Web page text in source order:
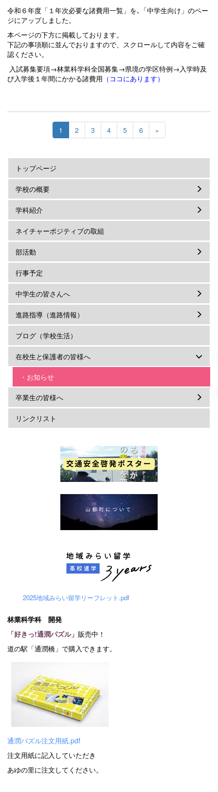
令和６年度「１年次必要な諸費用一覧」を､「中学生向け」のペー
ジにアップしました。
本ページの下方に掲載しております。
下記の事項順に並んでおりますので、スクロールして内容をご確
認ください。
入試募集要項→林業科学科全国募集→県境の学区特例→入学時及
び入学後１年間にかかる諸費用 （ココにあります）
1 2 3 4 5 6 »
トップページ
学校の概要
学科紹介
ネイチャーポジティブの取組
部活動
行事予定
中学生の皆さんへ
進路指導（進路情報）
ブログ（学校生活）
在校生と保護者の皆様へ
・お知らせ
卒業生の皆様へ
リンクリスト
2025地域みらい留学リーフレット.pdf
林業科学科 開発
「好きっ!通潤パズル」 販売中！
道の駅「通潤橋」で購入できます。
通潤パズル注文用紙.pdf
注文用紙に記入していただき
あゆの里に注文してください。